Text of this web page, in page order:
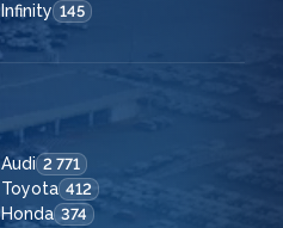
Infinity 145
Audi 2 771
Toyota 412
Honda 374